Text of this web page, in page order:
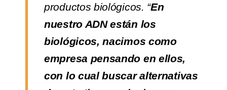
productos biológicos. “En
nuestro ADN están los
biológicos, nacimos como
empresa pensando en ellos,
con lo cual buscar alternativas